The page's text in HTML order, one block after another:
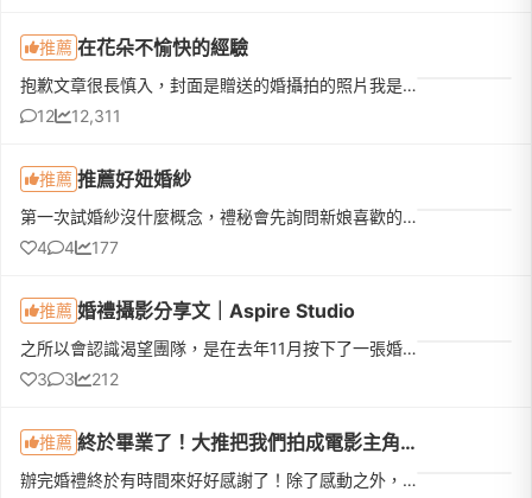
推薦 在花朵不愉快的經驗
抱歉文章很長慎入，封面是贈送的婚攝拍的照片我是108/6/29畢業的新娘107/4/29與花朵簽約 共付了49800元(婚紗攝影+結婚當日禮服+贈送當天婚禮攝影)過了兩個月才有空把這篇分享打上來婚紗給艾莉拍得很好我很滿意(完全是因為其他因素才來發這篇文)，在花朵的體驗實在有許多覺得無言的事，所以還是要分享給大家參考去年一開始是在FACEBOOK看到花朵影像製作的廣告看到艾莉的風格完完全全是我的菜但
12
12,311
推薦 推薦好妞婚紗
第一次試婚紗沒什麼概念，禮秘會先詢問新娘喜歡的款式，再依照新娘喜好提供選擇試穿。結果每一件都太漂亮我選不出來，好妞也讓我全部都試穿🥹穿上婚紗的時候真的覺得自己好漂亮，婚紗質感非常好，禮秘親切、溫柔又會...
4
4 177
推薦 婚禮攝影分享文｜Aspire Studio
之所以會認識渴望團隊，是在去年11月按下了一張婚禮合照的儲存鍵，那是一張有光影層次的黑白色系列照，也剛好是在我預定的婚禮場地，當時很興奮地跟另一半說這就是我心目中婚禮的樣子！！！婚禮籌備期間，每一家廠商...
3
3 212
推薦 終於畢業了！大推把我們拍成電影主角的神隊友 🎬
辦完婚禮終於有時間來好好感謝了！除了感動之外，我跟隊友一致認為這場婚禮最不後悔、花得最值得的預算，絕對是請到 Gees吉事影像婚禮紀錄 ✨我們是辦午宴，當天他們真的敬業到讓我們必須發文好好表揚一下：☀️ 早上準...